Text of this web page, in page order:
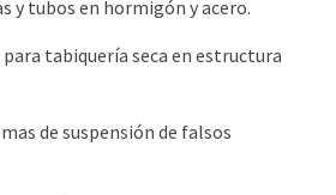
y tubos en hormigón y acero.
tabiquería seca en estructura
de suspensión de falsos